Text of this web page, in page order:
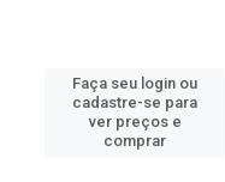
Faça seu login ou
cadastre-se para
ver preços e
comprar